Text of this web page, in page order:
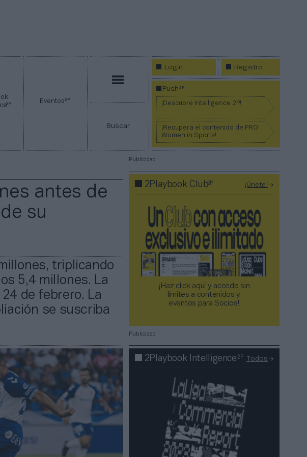
2P Eventos2P
Buscar
Login Registro
Push2P
¡Descubre Intelligence 2P!
¡Recupera el contenido de PRO
Women in Sports!
antes de
su
triplicando
5,4 millones. La
de febrero. La
se suscriba
Publicidad
2Playbook Club2P ¡Únete!
¡Haz click aquí y accede sin
límites a contenidos y
eventos para Socios!​​​​​​​
Publicidad
2Playbook Intelligence2P Todos